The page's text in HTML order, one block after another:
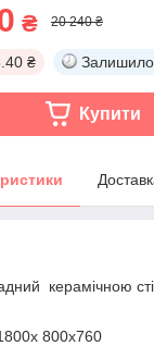
₴ 20 240 ₴
₴
Купити
керамічною
800х760